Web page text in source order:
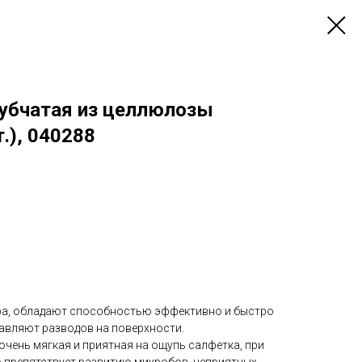
из целлюлозы
040288
обладают способностью эффективно и быстро
разводов на поверхности.
мягкая и приятная на ощупь салфетка, при